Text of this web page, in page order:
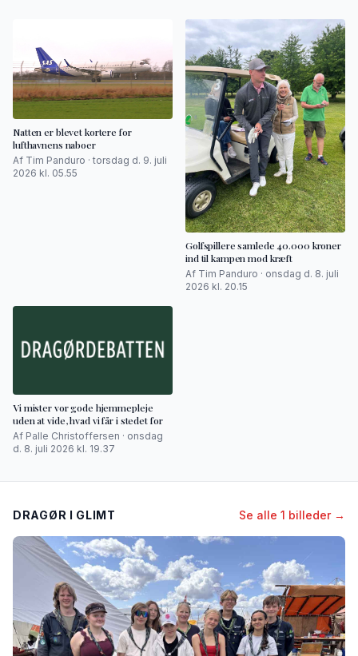
Natten er blevet kortere for
lufthavnens naboer
Af Tim Panduro · torsdag d. 9. juli
2026 kl. 05.55
Golfspillere samlede 40.000 kroner
ind til kampen mod kræft
Af Tim Panduro · onsdag d. 8. juli
2026 kl. 20.15
Vi mister vor gode hjemmepleje
uden at vide, hvad vi får i stedet for
Af Palle Christoffersen · onsdag
d. 8. juli 2026 kl. 19.37
DRAGØR I GLIMT Se alle 1 billeder →